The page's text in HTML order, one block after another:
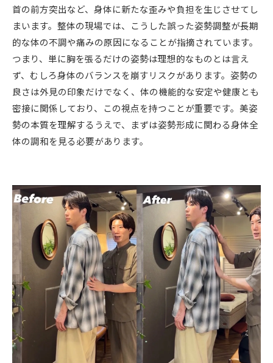
首の前方突出など、身体に新たな歪みや負担を生じさせてし
まいます。整体の現場では、こうした誤った姿勢調整が長期
的な体の不調や痛みの原因になることが指摘されています。
つまり、単に胸を張るだけの姿勢は理想的なものとは言え
ず、むしろ身体のバランスを崩すリスクがあります。姿勢の
良さは外見の印象だけでなく、体の機能的な安定や健康とも
密接に関係しており、この視点を持つことが重要です。美姿
勢の本質を理解するうえで、まずは姿勢形成に関わる身体全
体の調和を見る必要があります。